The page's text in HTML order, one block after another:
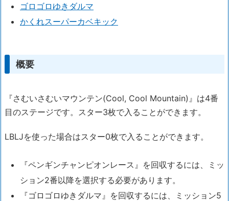
ゴロゴロゆきダルマ
かくれスーパーカベキック
概要
『さむいさむいマウンテン(Cool, Cool Mountain)』は4番
目のステージです。スター3枚で入ることができます。
LBLJを使った場合はスター0枚で入ることができます。
『ペンギンチャンピオンレース』を回収するには、ミッ
ション2番以降を選択する必要があります。
『ゴロゴロゆきダルマ』を回収するには、ミッション5